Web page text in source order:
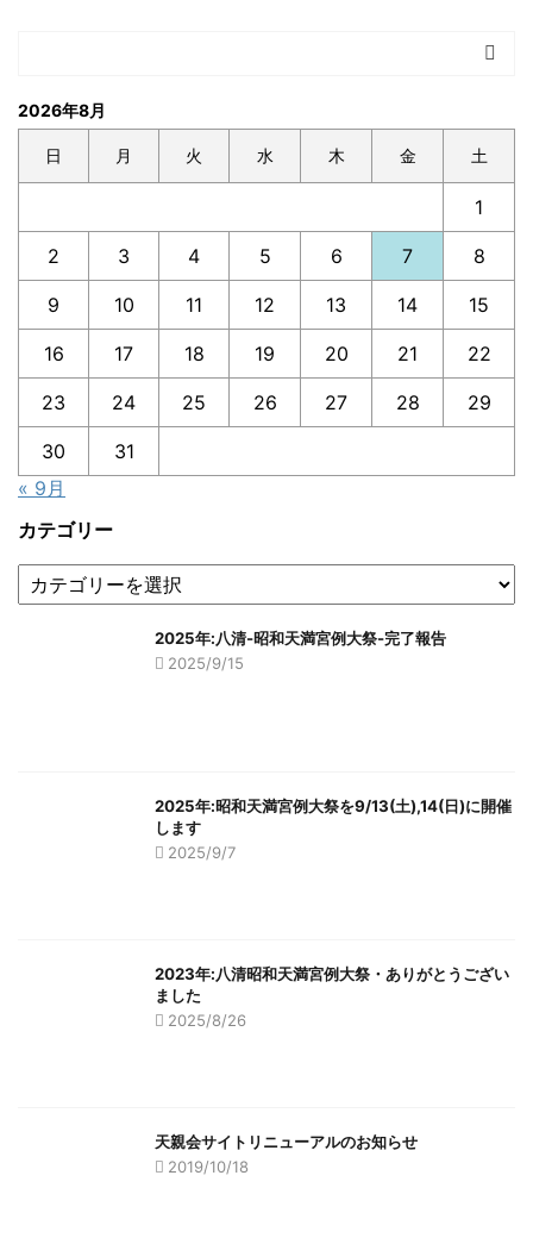
2026年8月
日 月 火 水 木 金 土
1
2 3 4 5 6 7 8
9 10 11 12 13 14 15
16 17 18 19 20 21 22
23 24 25 26 27 28 29
30
31
« 9月
カテゴリー
2025年:八清-昭和天満宮例大祭-完了報告
2025/9/15
2025年:昭和天満宮例大祭を9/13(土),14(日)に開催
します
2025/9/7
2023年:八清昭和天満宮例大祭・ありがとうござい
ました
2025/8/26
天親会サイトリニューアルのお知らせ
2019/10/18